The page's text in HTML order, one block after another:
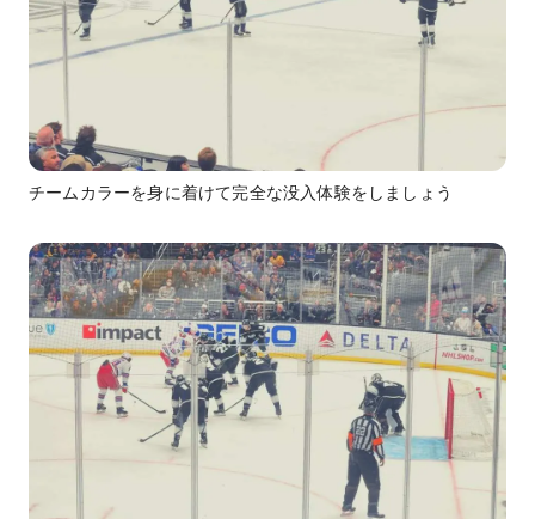
チームカラーを身に着けて完全な没入体験をしましょう